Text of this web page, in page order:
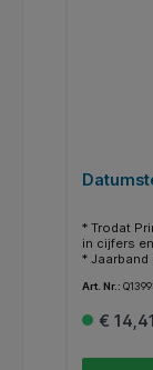
* Trodat
in cijfers
* Jaarband
DIN14145-
Art. Nr.:
€